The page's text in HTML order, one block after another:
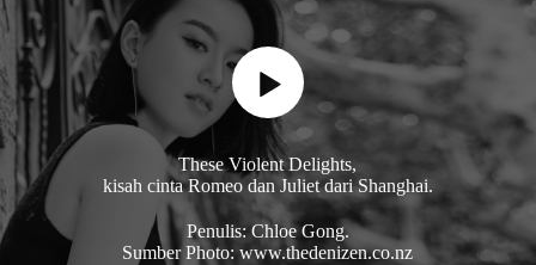
These Violent Delights,
kisah cinta Romeo dan Juliet dari Shanghai.
Penulis: Chloe Gong.
Sumber Photo: www.thedenizen.co.nz